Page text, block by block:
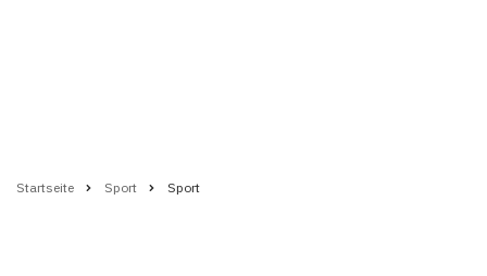
Pfadnavigation
Startseite Sport Sport